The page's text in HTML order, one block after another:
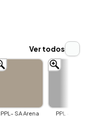
PPL- SA Arena PPL - GC Gris
Ver todos